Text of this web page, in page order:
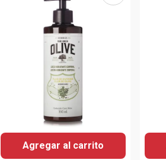
Agregar al carrito